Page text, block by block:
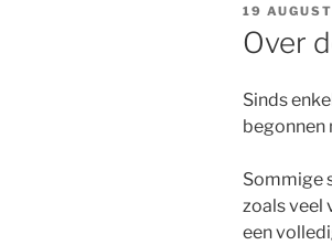
OP
19
Over
Sinds
begonnen
Sommige
zoals veel
een